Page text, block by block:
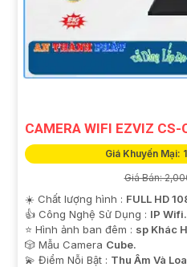
CAMERA WIFI EZVIZ
Giá Khuyến Mại:
Giá Bán:
☀️ Chất lượng hình : FULL HD
👍 Công Nghệ Sử Dụng : IP Wifi.
⭐ Hình ảnh ban đêm : sp Khác
🎲 Mẫu Camera Cube.
️💫 Điểm Nỗi Bật : Thu Âm Và